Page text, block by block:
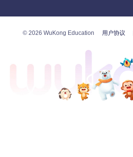
© 2026 WuKong Education 用户协议